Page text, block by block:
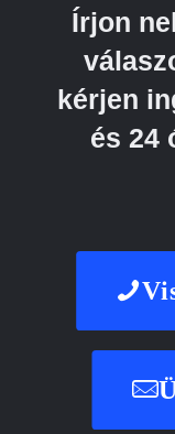
Írjon
kérjen
és 24